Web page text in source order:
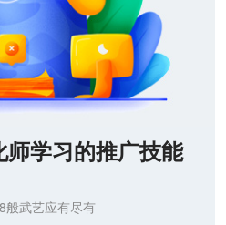
学习的推广技能
般武艺应有尽有